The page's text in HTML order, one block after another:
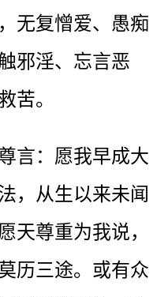
无复憎爱、愚痴
邪淫、忘言恶
苦。
言：愿我早成大
，从生以来未闻
天尊重为我说，
历三途。或有众